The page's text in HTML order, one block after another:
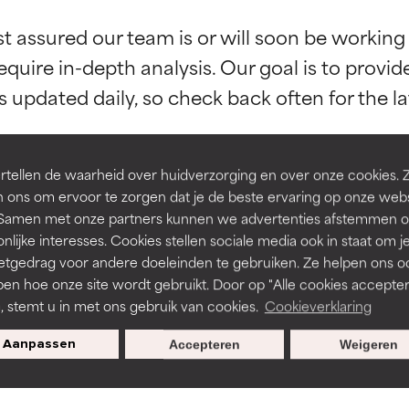
de waarheid over huidverzorging en over onze cookies.
ons om ervoor te zorgen dat je de beste ervaring op onze
met onze partners kunnen we advertenties afstemmen
interesses. Cookies stellen sociale media ook in staat om je
voor andere doeleinden te gebruiken. Ze helpen ons
hoe onze site wordt gebruikt. Door op "Alle cookies
stemt u in met ons gebruik van cookies. Cookieverklaring
Aanpassen Weigeren
Accepteren
assured our team is or will soon be
in-depth analysis. Our goal is to
BACK TO SEARCH
to assess ingredients in this dictionary. Regulations
door onafhankelijk onderzoek. Uitstekend actief
of huidproblemen.
irriterend maar kan esthetische, stabiliteits- of andere
is aanwezig. Het risico wordt vergroot als het gecombineerd
ingrediënten.
door onafhankelijk onderzoek. Uitstekend actief
of huidproblemen.
irriterend maar kan esthetische, stabiliteits- of andere
is aanwezig. Het risico wordt vergroot als het gecombineerd
ingrediënten.